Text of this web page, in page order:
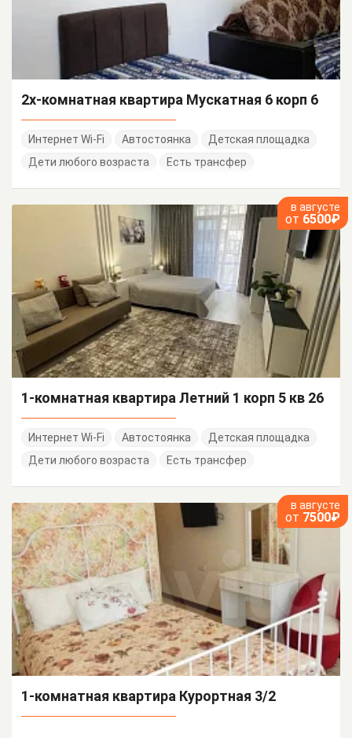
2х-комнатная квартира Мускатная 6 корп 6
Интернет Wi-Fi Автостоянка
Детская площадка
Дети любого возраста
Есть трансфер
в августе
от 6500₽
1-комнатная квартира Летний 1 корп 5 кв 26
Интернет Wi-Fi Автостоянка
Детская площадка
Дети любого возраста
Есть трансфер
в августе
от 7500₽
1-комнатная квартира Курортная 3/2